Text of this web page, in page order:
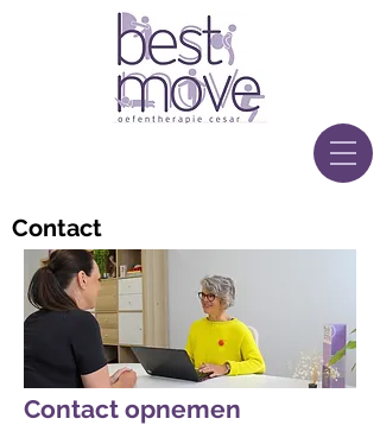
Contact
Contact opnemen